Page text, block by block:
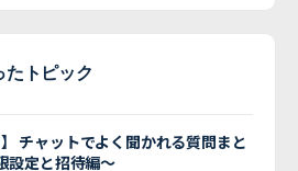
トピック
チャットでよく聞かれる質問まと
設定と招待編〜